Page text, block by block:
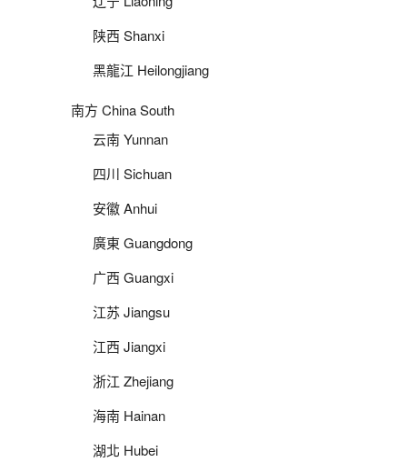
陕西 Shanxi
黑龍江 Heilongjiang
南方 China South
云南 Yunnan
四川 Sichuan
安徽 Anhui
廣東 Guangdong
广西 Guangxi
江苏 Jiangsu
江西 Jiangxi
浙江 Zhejiang
海南 Hainan
湖北 Hubei